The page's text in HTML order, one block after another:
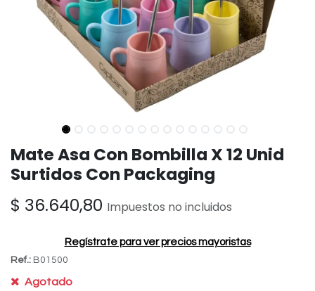
Mate Asa Con Bombilla X 12 Unid
Surtidos Con Packaging
$ 36.640,80 Impuestos no incluidos
Regístrate para ver precios mayoristas
Ref.: B01500
Agotado